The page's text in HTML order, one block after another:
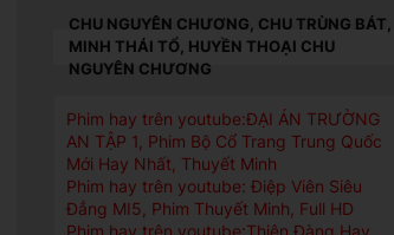
CHU NGUYÊN CHƯƠNG, CHU TRÙNG BÁT,
MINH THÁI TỔ, HUYỀN THOẠI CHU
NGUYÊN CHƯƠNG
Phim hay trên youtube:ĐẠI ÁN TRƯỜNG
AN TẬP 1, Phim Bộ Cổ Trang Trung Quốc
Mới Hay Nhất, Thuyết Minh
Phim hay trên youtube: Điệp Viên Siêu
Đẳng MI5, Phim Thuyết Minh, Full HD
Phim hay trên youtube:Thiên Đàng Hay